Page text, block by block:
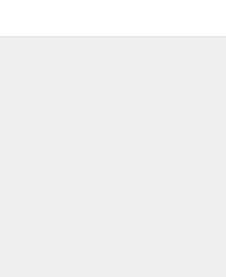
550 Dhs.480 Dhs.